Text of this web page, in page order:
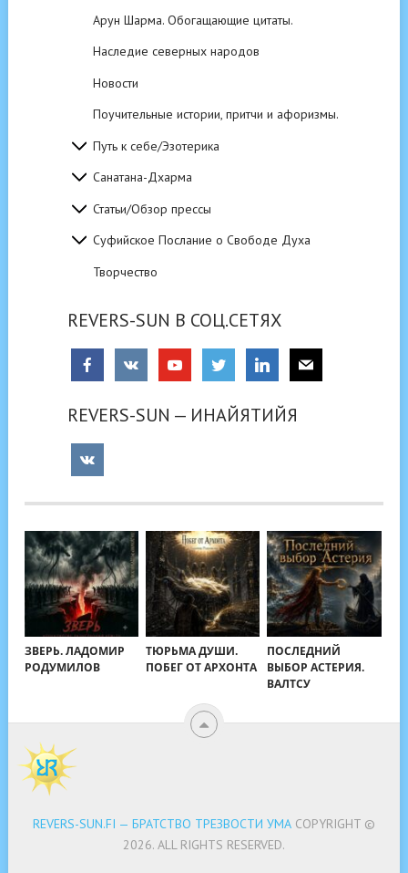
Арун Шарма. Обогащающие цитаты.
Наследие северных народов
Новости
Поучительные истории, притчи и афоризмы.
Путь к себе/Эзотерика
Санатана-Дхарма
Статьи/Обзор прессы
Суфийское Послание о Свободе Духа
Творчество
REVERS-SUN В СОЦ.СЕТЯХ
REVERS-SUN — ИНАЙЯТИЙЯ
ЗВЕРЬ. ЛАДОМИР
РОДУМИЛОВ
ТЮРЬМА ДУШИ.
ПОБЕГ ОТ АРХОНТА
ПОСЛЕДНИЙ
ВЫБОР АСТЕРИЯ.
ВАЛТСУ
REVERS-SUN.FI — БРАТСТВО ТРЕЗВОСТИ УМАCOPYRIGHT ©
2026. ALL RIGHTS RESERVED.